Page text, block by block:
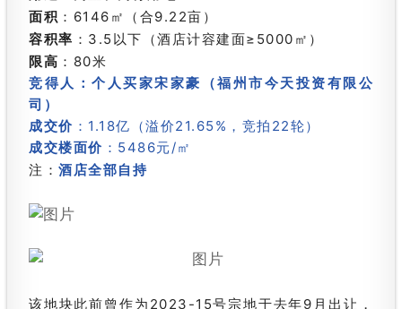
面积 ：6146㎡（合9.22亩）
容积率 ：3.5以下（酒店计容建面≥5000㎡）
限高 ：80米
竞得人：个人买家宋家豪（福州市今天投资有限公
司）
成交价 ：1.18亿（溢价21.65%，竞拍22轮）
成交楼面价 ：5486元/㎡
注： 酒店全部自持
该地块此前曾作为2023-15号宗地于去年9月出让，